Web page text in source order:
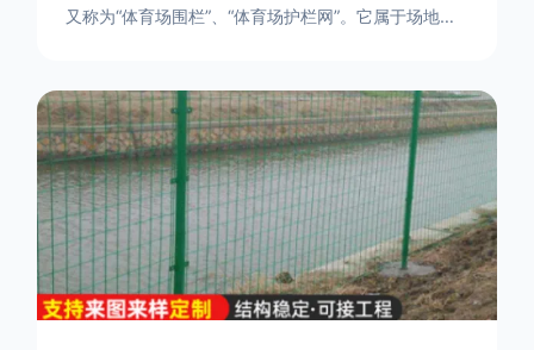
又称为“体育场围栏”、“体育场护栏网”。它属于场地围
整。体育场围栏网的材质有很多种，如钢丝绳网、聚酯
纤维网、玻璃纤维网等。不同材质的体育场围栏网具有
不同的特点和优缺点。例如，钢丝绳网具有强度高、耐
腐蚀、耐磨损等特点；聚酯纤维网则具有柔韧性好、透
气性好等特点。体育场围栏网是一种